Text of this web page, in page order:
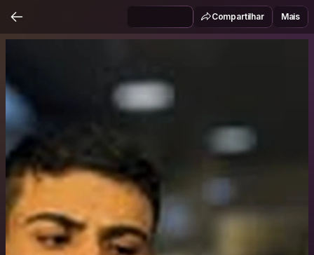
Compartilhar Mais